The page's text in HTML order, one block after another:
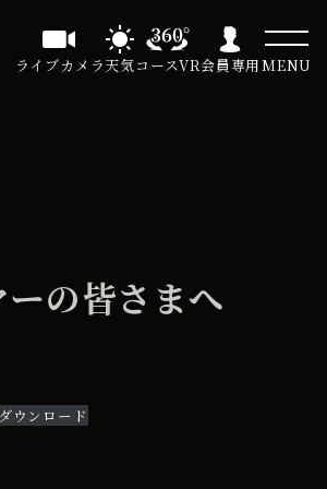
ライブカメラ天気コースVR会員専用MENU
の皆さまへ
ダウンロード